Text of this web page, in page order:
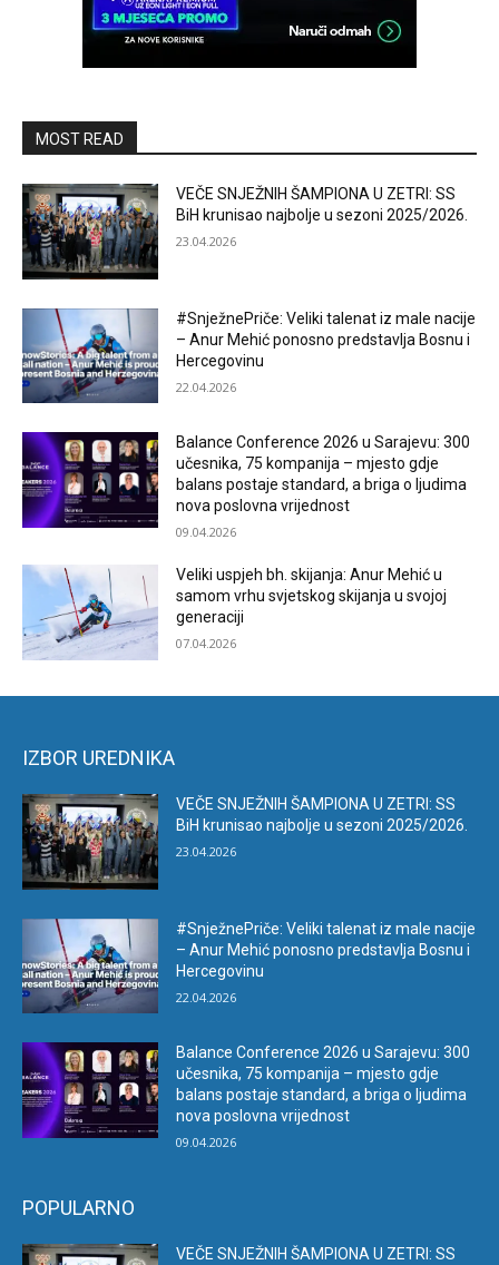
MOST READ
VEČE SNJEŽNIH ŠAMPIONA U ZETRI: SS
BiH krunisao najbolje u sezoni 2025/2026.
23.04.2026
#SnježnePriče: Veliki talenat iz male nacije
– Anur Mehić ponosno predstavlja Bosnu i
Hercegovinu
22.04.2026
Balance Conference 2026 u Sarajevu: 300
učesnika, 75 kompanija – mjesto gdje
balans postaje standard, a briga o ljudima
nova poslovna vrijednost
09.04.2026
Veliki uspjeh bh. skijanja: Anur Mehić u
samom vrhu svjetskog skijanja u svojoj
generaciji
07.04.2026
IZBOR UREDNIKA
VEČE SNJEŽNIH ŠAMPIONA U ZETRI: SS
BiH krunisao najbolje u sezoni 2025/2026.
23.04.2026
#SnježnePriče: Veliki talenat iz male nacije
– Anur Mehić ponosno predstavlja Bosnu i
Hercegovinu
22.04.2026
Balance Conference 2026 u Sarajevu: 300
učesnika, 75 kompanija – mjesto gdje
balans postaje standard, a briga o ljudima
nova poslovna vrijednost
09.04.2026
POPULARNO
VEČE SNJEŽNIH ŠAMPIONA U ZETRI: SS